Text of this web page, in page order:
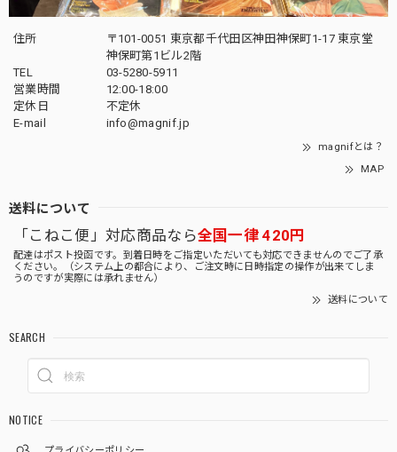
住所
〒101-0051 東京都千代田区神田神保町1-17 東京堂
神保町第1ビル2階
TEL
03-5280-5911
営業時間
12:00-18:00
定休日
不定休
E-mail
info@magnif.jp
magnifとは？
MAP
送料について
「こねこ便」対応商品なら全国一律 420円
配達はポスト投函です。到着日時をご指定いただいても対応できませんのでご了承
ください。（システム上の都合により、ご注文時に日時指定の操作が出来てしま
うのですが実際には承れません）
送料について
SEARCH
NOTICE